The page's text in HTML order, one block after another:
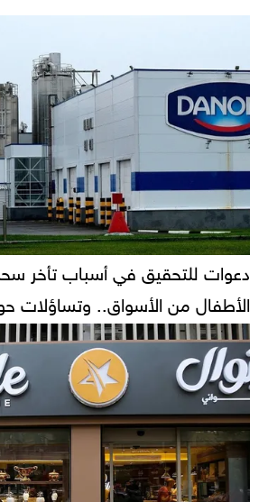
دعوات للتحقيق في أسباب تأخر
الأطفال من الأسواق.. وتساؤلات